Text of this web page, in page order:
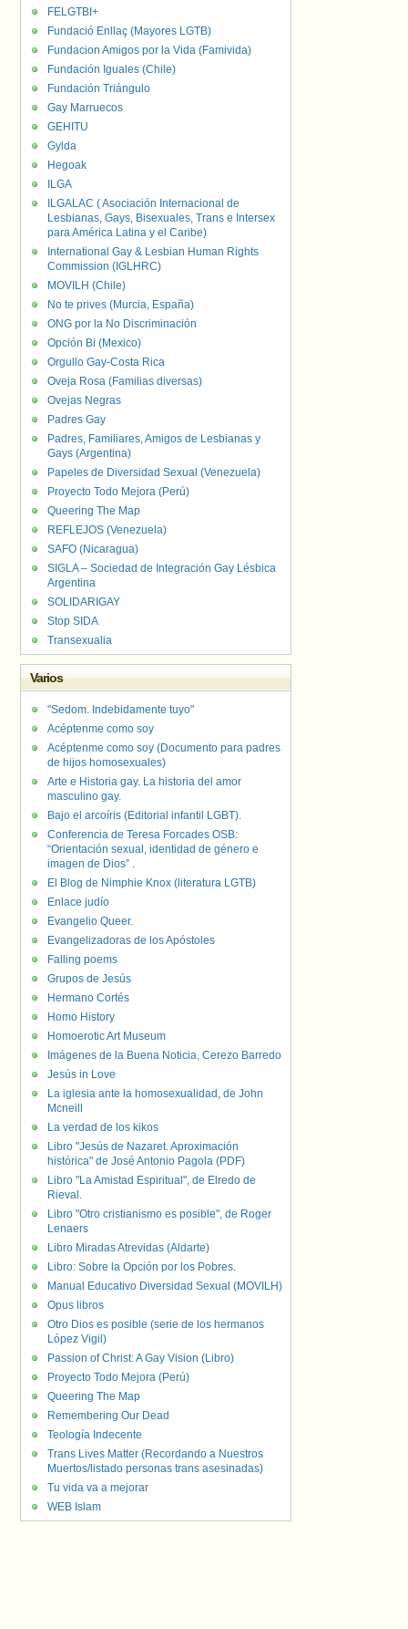
FELGTBI+
Fundació Enllaç (Mayores LGTB)
Fundacion Amigos por la Vida (Famivida)
Fundación Iguales (Chile)
Fundación Triángulo
Gay Marruecos
GEHITU
Gylda
Hegoak
ILGA
ILGALAC ( Asociación Internacional de
Lesbianas, Gays, Bisexuales, Trans e Intersex
para América Latina y el Caribe)
International Gay & Lesbian Human Rights
Commission (IGLHRC)
MOVILH (Chile)
No te prives (Murcia, España)
ONG por la No Discriminación
Opción Bi (Mexico)
Orgullo Gay-Costa Rica
Oveja Rosa (Familias diversas)
Ovejas Negras
Padres Gay
Padres, Familiares, Amigos de Lesbianas y
Gays (Argentina)
Papeles de Diversidad Sexual (Venezuela)
Proyecto Todo Mejora (Perú)
Queering The Map
REFLEJOS (Venezuela)
SAFO (Nicaragua)
SIGLA – Sociedad de Integración Gay Lésbica
Argentina
SOLIDARIGAY
Stop SIDA
Transexualia
Varios
"Sedom. Indebidamente tuyo"
Acéptenme como soy
Acéptenme como soy (Documento para padres
de hijos homosexuales)
Arte e Historia gay. La historia del amor
masculino gay.
Bajo el arcoíris (Editorial infantil LGBT).
Conferencia de Teresa Forcades OSB:
“Orientación sexual, identidad de género e
imagen de Dios” .
El Blog de Nimphie Knox (literatura LGTB)
Enlace judío
Evangelio Queer.
Evangelizadoras de los Apóstoles
Falling poems
Grupos de Jesús
Hermano Cortés
Homo History
Homoerotic Art Museum
Imágenes de la Buena Noticia, Cerezo Barredo
Jesús in Love
La iglesia ante la homosexualidad, de John
Mcneill
La verdad de los kikos
Libro "Jesús de Nazaret. Aproximación
histórica" de José Antonio Pagola (PDF)
Libro "La Amistad Espiritual", de Elredo de
Rieval.
Libro "Otro cristianismo es posible", de Roger
Lenaers
Libro Miradas Atrevidas (Aldarte)
Libro: Sobre la Opción por los Pobres.
Manual Educativo Diversidad Sexual (MOVILH)
Opus libros
Otro Dios es posible (serie de los hermanos
López Vigil)
Passion of Christ: A Gay Vision (Libro)
Proyecto Todo Mejora (Perú)
Queering The Map
Remembering Our Dead
Teología Indecente
Trans Lives Matter (Recordando a Nuestros
Muertos/listado personas trans asesinadas)
Tu vida va a mejorar
WEB Islam